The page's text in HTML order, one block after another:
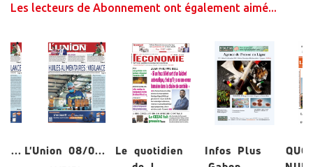
Les lecteurs de Abonnement ont également aimé...
0... L'Union 08/0...
Le quotidien
Infos Plus